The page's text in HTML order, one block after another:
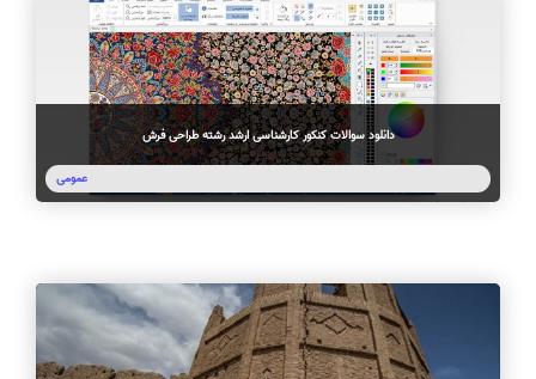
دانلود سوالات کنکور کارشناسی ارشد رشته طراحی فرش
عمومی